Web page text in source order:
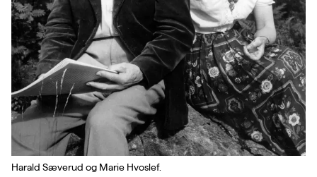
Harald Sæverud og Marie Hvoslef.